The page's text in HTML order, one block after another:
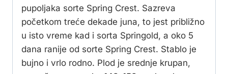
pupoljaka sorte Spring Crest. Sazreva
početkom treće dekade juna, to jest približno
u isto vreme kad i sorta Springold, a oko 5
dana ranije od sorte Spring Crest. Stablo je
bujno i vrlo rodno. Plod je srednje krupan,